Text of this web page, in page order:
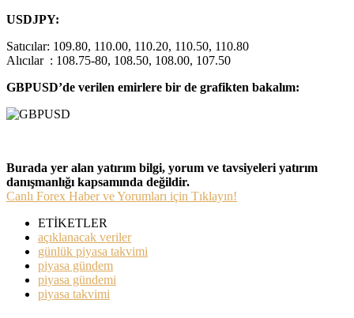
USDJPY:
Satıcılar: 109.80, 110.00, 110.20, 110.50, 110.80
Alıcılar : 108.75-80, 108.50, 108.00, 107.50
GBPUSD’de verilen emirlere bir de grafikten bakalım:
Burada yer alan yatırım bilgi, yorum ve tavsiyeleri yatırım
danışmanlığı kapsamında değildir.
Canlı Forex Haber ve Yorumları için Tıklayın!
ETİKETLER
açıklanacak veriler
günlük piyasa takvimi
piyasa gündem
piyasa gündemi
piyasa takvimi